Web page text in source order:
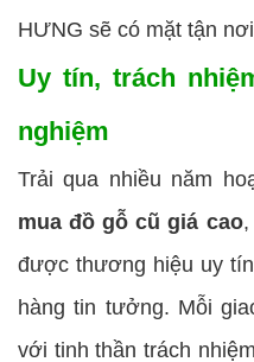
HƯNG sẽ có mặt tận
Uy tín, trách
nghiệm
Trải qua nhiều năm
mua đồ gỗ cũ giá cao,
được thương hiệu uy
hàng tin tưởng. Mỗi
với tinh thần trách